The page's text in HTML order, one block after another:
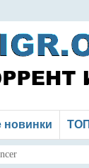
новинки